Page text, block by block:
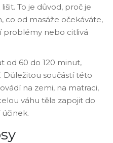
To je důvod, proč je
co od masáže očekáváte,
problémy nebo citlivá
od 60 do 120 minut,
Důležitou součástí této
na zemi, na matraci,
váhu těla zapojit do